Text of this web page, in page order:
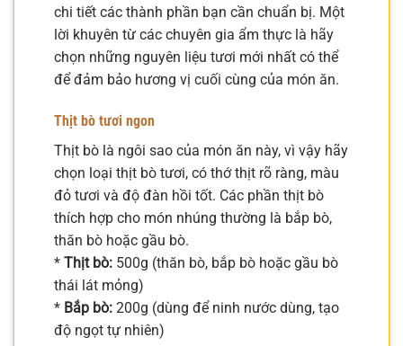
chi tiết các thành phần bạn cần chuẩn bị. Một
lời khuyên từ các chuyên gia ẩm thực là hãy
chọn những nguyên liệu tươi mới nhất có thể
để đảm bảo hương vị cuối cùng của món ăn.
Thịt bò tươi ngon
Thịt bò là ngôi sao của món ăn này, vì vậy hãy
chọn loại thịt bò tươi, có thớ thịt rõ ràng, màu
đỏ tươi và độ đàn hồi tốt. Các phần thịt bò
thích hợp cho món nhúng thường là bắp bò,
thăn bò hoặc gầu bò.
* Thịt bò: 500g (thăn bò, bắp bò hoặc gầu bò
thái lát mỏng)
* Bắp bò: 200g (dùng để ninh nước dùng, tạo
độ ngọt tự nhiên)